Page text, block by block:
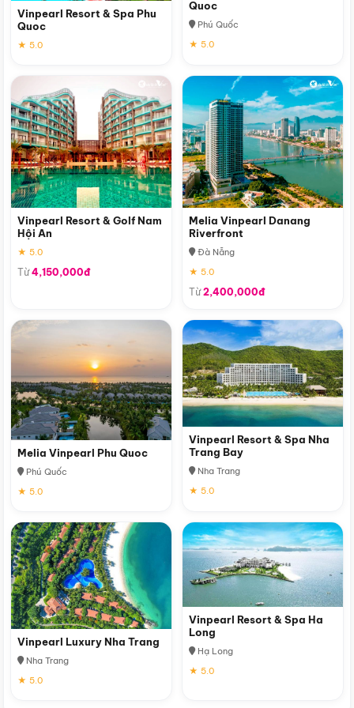
Vinpearl Resort & Spa Phu
Quoc
★ 5.0
Quoc
Phú Quốc
★ 5.0
Vinpearl Resort & Golf Nam
Hội An
★ 5.0
Từ4,150,000đ
Melia Vinpearl Danang
Riverfront
Đà Nẵng
★ 5.0
Từ2,400,000đ
Melia Vinpearl Phu Quoc
Phú Quốc
★ 5.0
Vinpearl Resort & Spa Nha
Trang Bay
Nha Trang
★ 5.0
Vinpearl Luxury Nha Trang
Nha Trang
★ 5.0
Vinpearl Resort & Spa Ha
Long
Hạ Long
★ 5.0